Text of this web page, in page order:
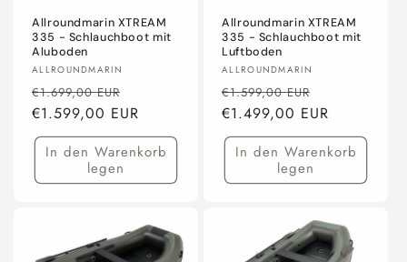
Allroundmarin XTREAM
335 - Schlauchboot mit
Aluboden
Anbieter:
ALLROUNDMARIN
Normaler
Preis
€1.699,00 EUR
€1.599,00 EUR
In den Warenkorb
legen
Allroundmarin XTREAM
335 - Schlauchboot mit
Luftboden
Anbieter:
ALLROUNDMARIN
Normaler
Preis
€1.599,00 EUR
€1.499,00 EUR
In den Warenkorb
legen